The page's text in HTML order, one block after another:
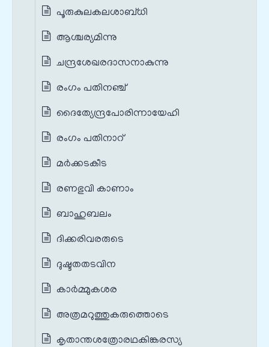
പൂരുകുലകലശാബ്ധി
ആശ്ചര്യമിന്നു
ചന്ദ്രശേഖരദാസനാകുന്നു
രംഗം പതിനഞ്ച്
ദൈത്യേന്ദ്രപോരിന്നായേഹി
രംഗം പതിനാറ്
മർക്കടകീട
രണഭുവി കാണാം
ബാഹുബലം
ദിക്കരിവരരുടെ
ദുഷ്ടതതടവിന
കാർമ്മുകശര
അത്രമറുത്തുകരുത്തൊടെ
കൃതാന്തശത്രോരഥകിങ്കരസ്യ